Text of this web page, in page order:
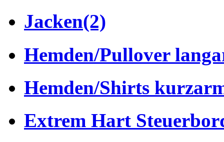
Jacken(2)
Hemden/Pullover
Hemden/Shirts
Extrem Hart